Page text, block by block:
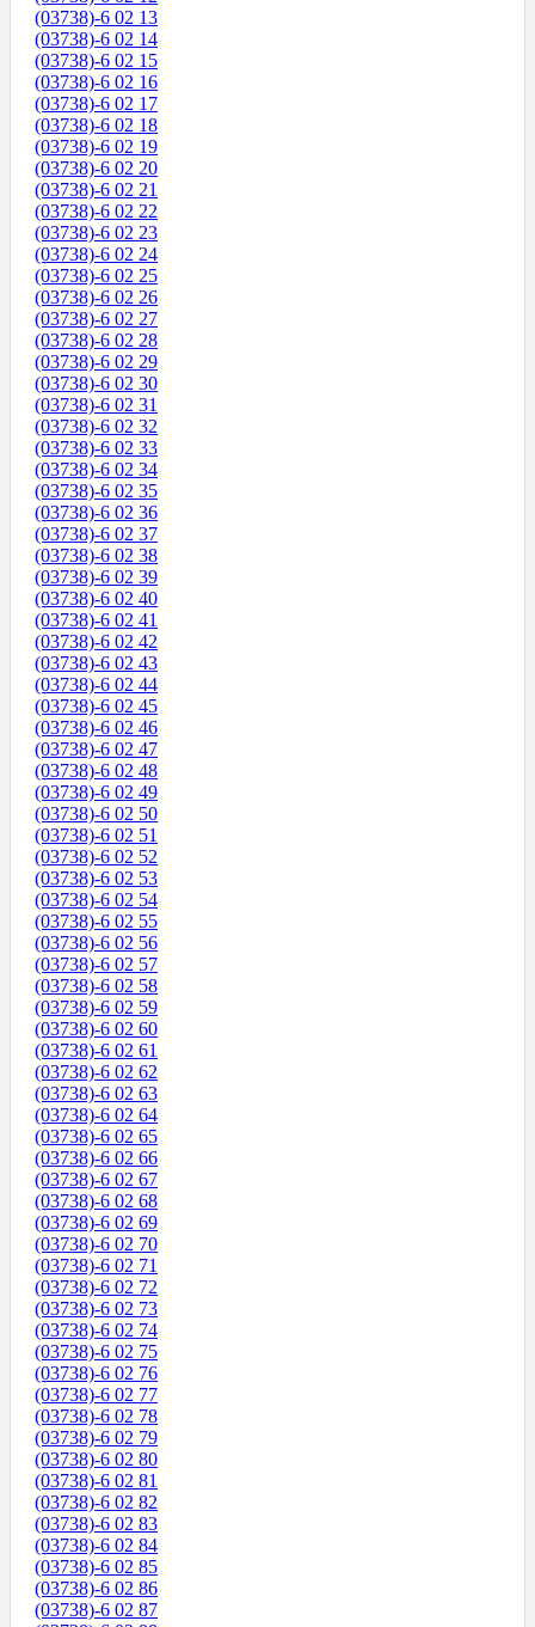
(03738)-6 02 13
(03738)-6 02 14
(03738)-6 02 15
(03738)-6 02 16
(03738)-6 02 17
(03738)-6 02 18
(03738)-6 02 19
(03738)-6 02 20
(03738)-6 02 21
(03738)-6 02 22
(03738)-6 02 23
(03738)-6 02 24
(03738)-6 02 25
(03738)-6 02 26
(03738)-6 02 27
(03738)-6 02 28
(03738)-6 02 29
(03738)-6 02 30
(03738)-6 02 31
(03738)-6 02 32
(03738)-6 02 33
(03738)-6 02 34
(03738)-6 02 35
(03738)-6 02 36
(03738)-6 02 37
(03738)-6 02 38
(03738)-6 02 39
(03738)-6 02 40
(03738)-6 02 41
(03738)-6 02 42
(03738)-6 02 43
(03738)-6 02 44
(03738)-6 02 45
(03738)-6 02 46
(03738)-6 02 47
(03738)-6 02 48
(03738)-6 02 49
(03738)-6 02 50
(03738)-6 02 51
(03738)-6 02 52
(03738)-6 02 53
(03738)-6 02 54
(03738)-6 02 55
(03738)-6 02 56
(03738)-6 02 57
(03738)-6 02 58
(03738)-6 02 59
(03738)-6 02 60
(03738)-6 02 61
(03738)-6 02 62
(03738)-6 02 63
(03738)-6 02 64
(03738)-6 02 65
(03738)-6 02 66
(03738)-6 02 67
(03738)-6 02 68
(03738)-6 02 69
(03738)-6 02 70
(03738)-6 02 71
(03738)-6 02 72
(03738)-6 02 73
(03738)-6 02 74
(03738)-6 02 75
(03738)-6 02 76
(03738)-6 02 77
(03738)-6 02 78
(03738)-6 02 79
(03738)-6 02 80
(03738)-6 02 81
(03738)-6 02 82
(03738)-6 02 83
(03738)-6 02 84
(03738)-6 02 85
(03738)-6 02 86
(03738)-6 02 87